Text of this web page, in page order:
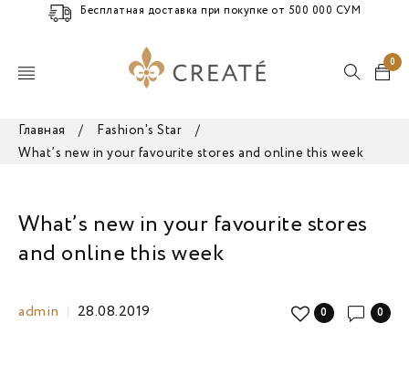
Бесплатная доставка при покупке от 500 000 СУМ
0
Главная / Fashion's Star
/
What’s new in your favourite stores and online this week
What’s new in your favourite stores
and online this week
admin 28.08.2019 0
0